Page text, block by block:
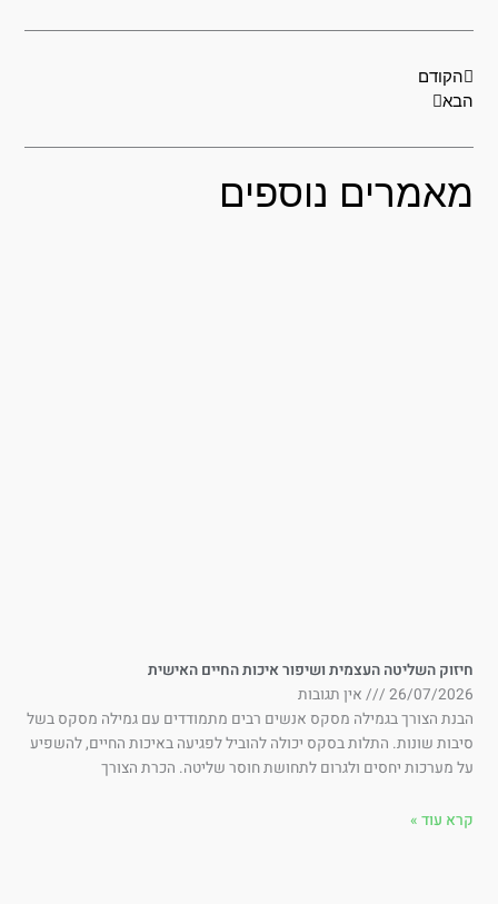
הקודם
נוספים
השליטה העצמית ושיפור איכות החיים האישית
26/07/
אין תגובות
הצורך בגמילה מסקס אנשים רבים מתמודדים עם גמילה מסקס בשל
שונות. התלות בסקס יכולה להוביל לפגיעה באיכות החיים, להשפיע
מערכות יחסים ולגרום לתחושת חוסר שליטה. הכרת הצורך
עוד »